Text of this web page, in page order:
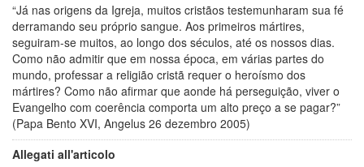
“Já nas origens da Igreja, muitos cristãos testemunharam sua fé
derramando seu próprio sangue. Aos primeiros mártires,
seguiram-se muitos, ao longo dos séculos, até os nossos dias.
Como não admitir que em nossa época, em várias partes do
mundo, professar a religião cristã requer o heroísmo dos
mártires? Como não afirmar que aonde há perseguição, viver o
Evangelho com coerência comporta um alto preço a se pagar?”
(Papa Bento XVI, Angelus 26 dezembro 2005)
Allegati all'articolo